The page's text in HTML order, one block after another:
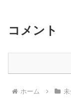
コメント
ホーム